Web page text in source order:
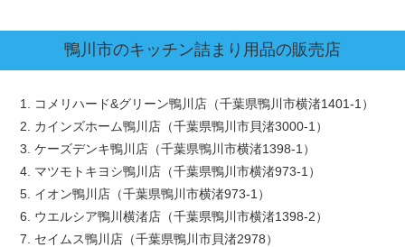
鴨川市のキッチン詰まり用品の販売店
1. コメリハード&グリーン鴨川店（千葉県鴨川市横渚1401-1）
2. カインズホーム鴨川店（千葉県鴨川市貝渚3000-1）
3. ケーズデンキ鴨川店（千葉県鴨川市横渚1398-1）
4. マツモトキヨシ鴨川店（千葉県鴨川市横渚973-1）
5. イオン鴨川店（千葉県鴨川市横渚973-1）
6. ウエルシア鴨川横渚店（千葉県鴨川市横渚1398-2）
7. セイムス鴨川店（千葉県鴨川市貝渚2978）